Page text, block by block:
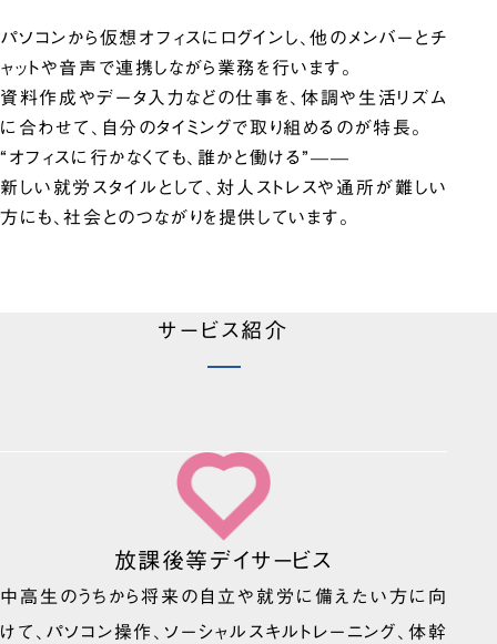
パソコンから仮想オフィスにログインし、他のメンバーとチ
ャットや音声で連携しながら業務を行います。
資料作成やデータ入力などの仕事を、体調や生活リズム
に合わせて、自分のタイミングで取り組めるのが特長。
“オフィスに行かなくても、誰かと働ける”——
新しい就労スタイルとして、対人ストレスや通所が難しい
方にも、社会とのつながりを提供しています。
サービス紹介
放課後等デイサービス
中高生のうちから将来の自立や就労に備えたい方に向
けて、パソコン操作、ソーシャルスキルトレーニング、体幹